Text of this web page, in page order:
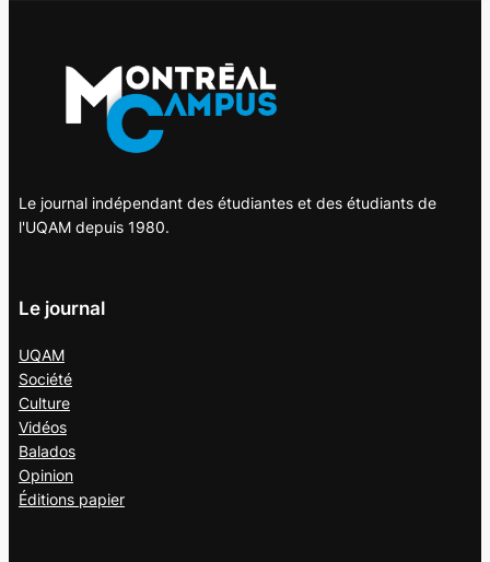
Le journal indépendant des étudiantes et des étudiants de
l'UQAM depuis 1980.
Le journal
UQAM
Société
Culture
Vidéos
Balados
Opinion
Éditions papier